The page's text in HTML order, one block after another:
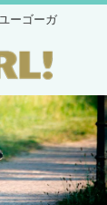
ーゴーガ